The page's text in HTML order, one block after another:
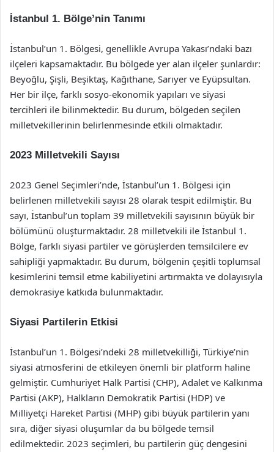
İstanbul 1. Bölge’nin Tanımı
İstanbul’un 1. Bölgesi, genellikle Avrupa Yakası’ndaki bazı
ilçeleri kapsamaktadır. Bu bölgede yer alan ilçeler şunlardır:
Beyoğlu, Şişli, Beşiktaş, Kağıthane, Sarıyer ve Eyüpsultan.
Her bir ilçe, farklı sosyo-ekonomik yapıları ve siyasi
tercihleri ile bilinmektedir. Bu durum, bölgeden seçilen
milletvekillerinin belirlenmesinde etkili olmaktadır.
2023 Milletvekili Sayısı
2023 Genel Seçimleri’nde, İstanbul’un 1. Bölgesi için
belirlenen milletvekili sayısı 28 olarak tespit edilmiştir. Bu
sayı, İstanbul’un toplam 39 milletvekili sayısının büyük bir
bölümünü oluşturmaktadır. 28 milletvekili ile İstanbul 1.
Bölge, farklı siyasi partiler ve görüşlerden temsilcilere ev
sahipliği yapmaktadır. Bu durum, bölgenin çeşitli toplumsal
kesimlerini temsil etme kabiliyetini artırmakta ve dolayısıyla
demokrasiye katkıda bulunmaktadır.
Siyasi Partilerin Etkisi
İstanbul’un 1. Bölgesi’ndeki 28 milletvekilliği, Türkiye’nin
siyasi atmosferini de etkileyen önemli bir platform haline
gelmiştir. Cumhuriyet Halk Partisi (CHP), Adalet ve Kalkınma
Partisi (AKP), Halkların Demokratik Partisi (HDP) ve
Milliyetçi Hareket Partisi (MHP) gibi büyük partilerin yanı
sıra, diğer siyasi oluşumlar da bu bölgede temsil
edilmektedir. 2023 seçimleri, bu partilerin güç dengesini